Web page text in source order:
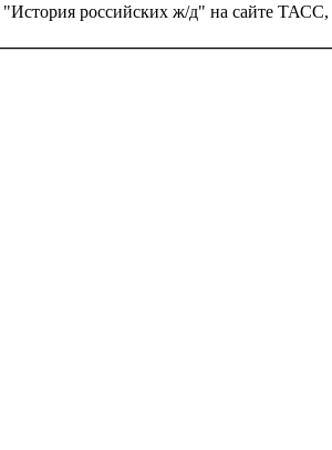
"История российских ж/д" на сайте ТАСС,